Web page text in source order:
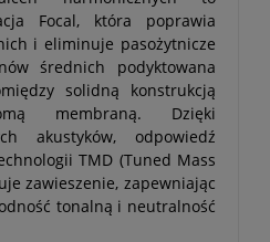
Focal, która poprawia
i eliminuje pasożytnicze
średnich podyktowana
solidną konstrukcją
membraną. Dzięki
akustyków, odpowiedź
TMD (Tuned Mass
zawieszenie, zapewniając
tonalną i neutralność